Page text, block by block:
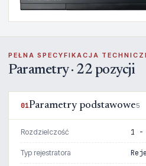
PEŁNA SPECYFIKACJA
Parametry · 22 pozycji
01Parametry podstawowe5
Rozdzielczość 1 -
Typ rejestratora